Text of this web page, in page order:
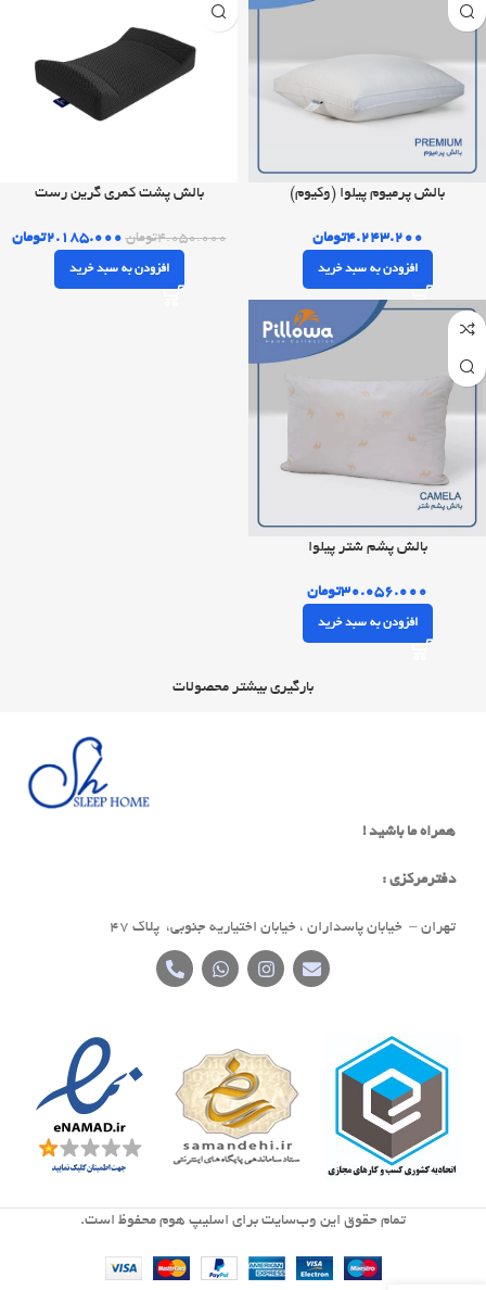
بالش پرمیوم پیلوا (وکیوم)
۴.۲۴۳.۲۰۰تومان
افزودن به سبد خرید
بالش پشت کمری گرین رست
۴.۰۵۰.۰۰۰تومان ۲.۱۸۵.۰۰۰تومان
افزودن به سبد خرید
بالش پشم شتر پیلوا
۳۰.۰۵۶.۰۰۰تومان
افزودن به سبد خرید
بارگیری بیشتر محصولات
همراه ما باشید !
دفترمرکزی :
تهران – خیابان پاسداران ، خیابان اختیاریه جنوبی، پلاک 47
تمام حقوق اين وب‌سايت برای اسلیپ هوم محفوظ است.